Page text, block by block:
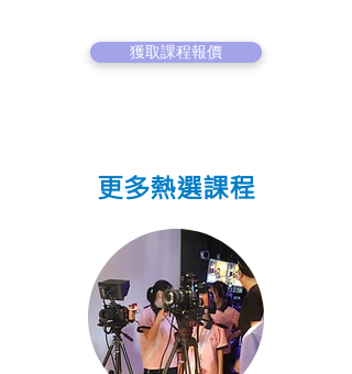
獲取課程報價
更多熱選課程